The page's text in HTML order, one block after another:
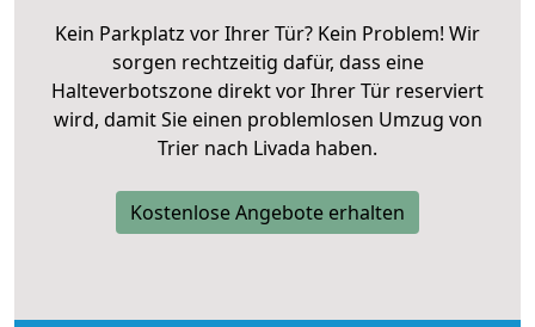
Kein Parkplatz vor Ihrer Tür? Kein Problem! Wir
sorgen rechtzeitig dafür, dass eine
Halteverbotszone direkt vor Ihrer Tür reserviert
wird, damit Sie einen problemlosen Umzug von
Trier nach Livada haben.
Kostenlose Angebote erhalten